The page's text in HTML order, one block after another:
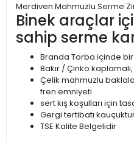
Merdiven Mahmuzlu Serme
Binek araçlar
sahip serme
Branda Torba içinde
Bakır / Çinko
Çelik mahmuzlu
fren emniyeti
sert kış koşulları için
Gergi tertibatı
TSE Kalite Belgelidir